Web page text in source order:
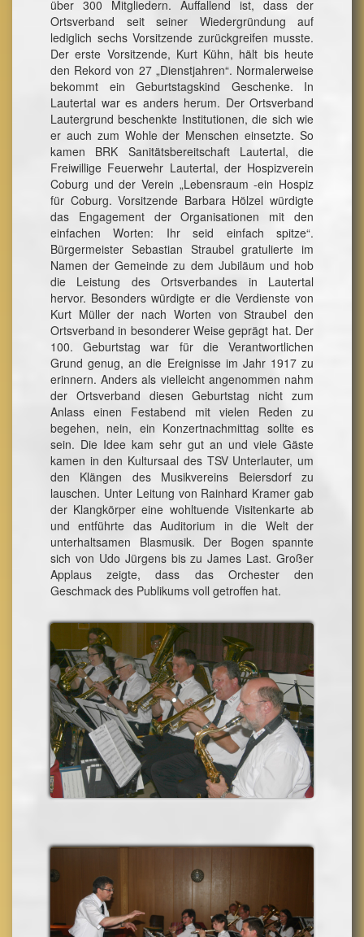
über 300 Mitgliedern. Auffallend ist, dass der
Ortsverband seit seiner Wiedergründung auf
lediglich sechs Vorsitzende zurückgreifen musste.
Der erste Vorsitzende, Kurt Kühn, hält bis heute
den Rekord von 27 „Dienstjahren“. Normalerweise
bekommt ein Geburtstagskind Geschenke. In
Lautertal war es anders herum. Der Ortsverband
Lautergrund beschenkte Institutionen, die sich wie
er auch zum Wohle der Menschen einsetzte. So
kamen BRK Sanitätsbereitschaft Lautertal, die
Freiwillige Feuerwehr Lautertal, der Hospizverein
Coburg und der Verein „Lebensraum -ein Hospiz
für Coburg. Vorsitzende Barbara Hölzel würdigte
das Engagement der Organisationen mit den
einfachen Worten: Ihr seid einfach spitze“.
Bürgermeister Sebastian Straubel gratulierte im
Namen der Gemeinde zu dem Jubiläum und hob
die Leistung des Ortsverbandes in Lautertal
hervor. Besonders würdigte er die Verdienste von
Kurt Müller der nach Worten von Straubel den
Ortsverband in besonderer Weise geprägt hat. Der
100. Geburtstag war für die Verantwortlichen
Grund genug, an die Ereignisse im Jahr 1917 zu
erinnern. Anders als vielleicht angenommen nahm
der Ortsverband diesen Geburtstag nicht zum
Anlass einen Festabend mit vielen Reden zu
begehen, nein, ein Konzertnachmittag sollte es
sein. Die Idee kam sehr gut an und viele Gäste
kamen in den Kultursaal des TSV Unterlauter, um
den Klängen des Musikvereins Beiersdorf zu
lauschen. Unter Leitung von Rainhard Kramer gab
der Klangkörper eine wohltuende Visitenkarte ab
und entführte das Auditorium in die Welt der
unterhaltsamen Blasmusik. Der Bogen spannte
sich von Udo Jürgens bis zu James Last. Großer
Applaus zeigte, dass das Orchester den
Geschmack des Publikums voll getroffen hat.